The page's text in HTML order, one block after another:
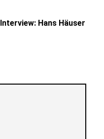
Interview: Hans Häuser